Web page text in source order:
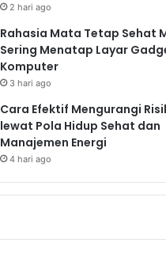
2 hari ago
Rahasia Mata Tetap Sehat
Sering Menatap Layar
Komputer
3 hari ago
Cara Efektif Mengurangi
lewat Pola Hidup Sehat dan
Manajemen Energi
4 hari ago